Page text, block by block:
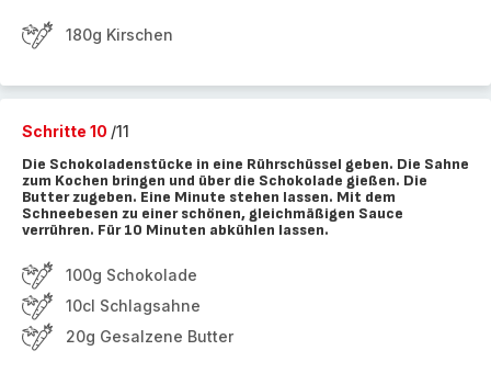
180g Kirschen
Schritte 10 /11
Die Schokoladenstücke in eine Rührschüssel geben. Die Sahne
zum Kochen bringen und über die Schokolade gießen. Die
Butter zugeben. Eine Minute stehen lassen. Mit dem
Schneebesen zu einer schönen, gleichmäßigen Sauce
verrühren. Für 10 Minuten abkühlen lassen.
100g Schokolade
10cl Schlagsahne
20g Gesalzene Butter